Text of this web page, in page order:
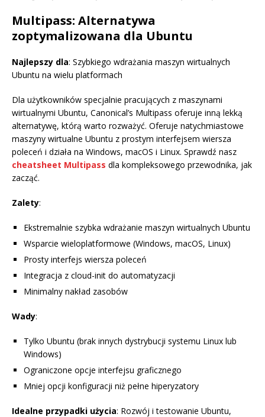
Multipass: Alternatywa
zoptymalizowana dla Ubuntu
Najlepszy dla: Szybkiego wdrażania maszyn wirtualnych
Ubuntu na wielu platformach
Dla użytkowników specjalnie pracujących z maszynami
wirtualnymi Ubuntu, Canonical’s Multipass oferuje inną lekką
alternatywę, którą warto rozważyć. Oferuje natychmiastowe
maszyny wirtualne Ubuntu z prostym interfejsem wiersza
poleceń i działa na Windows, macOS i Linux. Sprawdź nasz
cheatsheet Multipass dla kompleksowego przewodnika, jak
zacząć.
Zalety:
Ekstremalnie szybka wdrażanie maszyn wirtualnych Ubuntu
Wsparcie wieloplatformowe (Windows, macOS, Linux)
Prosty interfejs wiersza poleceń
Integracja z cloud-init do automatyzacji
Minimalny nakład zasobów
Wady:
Tylko Ubuntu (brak innych dystrybucji systemu Linux lub
Windows)
Ograniczone opcje interfejsu graficznego
Mniej opcji konfiguracji niż pełne hiperyzatory
Idealne przypadki użycia: Rozwój i testowanie Ubuntu,